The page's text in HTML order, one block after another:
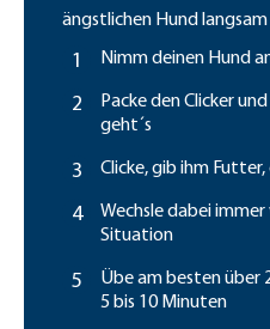
ängstlichen Hund langsam
Nimm deinen Hund
Packe den Clicker
geht´s
Clicke, gib ihm
Wechsle dabei
Situation
Übe am besten über
5 bis 10 Minuten